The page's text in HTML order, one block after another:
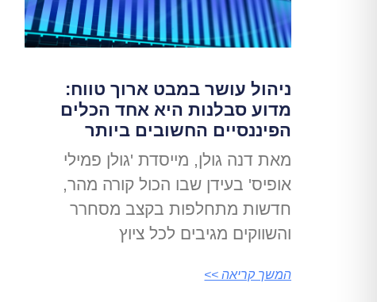
ניהול עושר במבט ארוך טווח:
מדוע סבלנות היא אחד הכלים
הפיננסיים החשובים ביותר
מאת דנה גולן, מייסדת 'גולן פמילי
אופיס' בעידן שבו הכול קורה מהר,
חדשות מתחלפות בקצב מסחרר
והשווקים מגיבים לכל ציוץ
המשך קריאה >>